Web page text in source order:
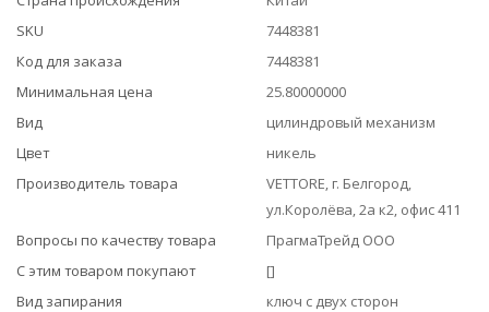
SKU
7448381
Код для заказа
7448381
Минимальная цена
25.80000000
Вид
цилиндровый механизм
Цвет
никель
Производитель товара
VЕTTORE, г. Белгород,
ул.Королёва, 2а к2, офис 411
Вопросы по качеству товара
ПрагмаТрейд ООО
С этим товаром покупают
[]
Вид запирания
ключ с двух сторон